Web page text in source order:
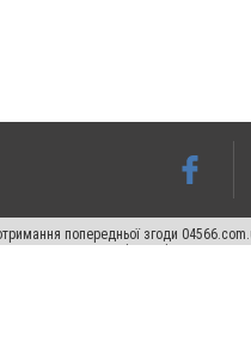
попередньої згоди
на цитовані статті не нижче